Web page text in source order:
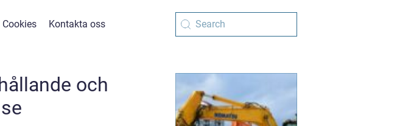
Cookies Kontakta oss
och